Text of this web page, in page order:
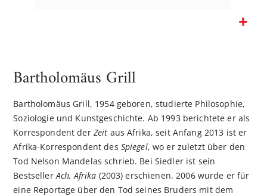
Bildgalerie
Bartholomäus Grill
Bartholomäus Grill, 1954 geboren, studierte Philosophie,
Soziologie und Kunstgeschichte. Ab 1993 berichtete er als
Korrespondent der Zeit aus Afrika, seit Anfang 2013 ist er
Afrika-Korrespondent des Spiegel, wo er zuletzt über den
Tod Nelson Mandelas schrieb. Bei Siedler ist sein
Bestseller Ach, Afrika (2003) erschienen. 2006 wurde er für
eine Reportage über den Tod seines Bruders mit dem